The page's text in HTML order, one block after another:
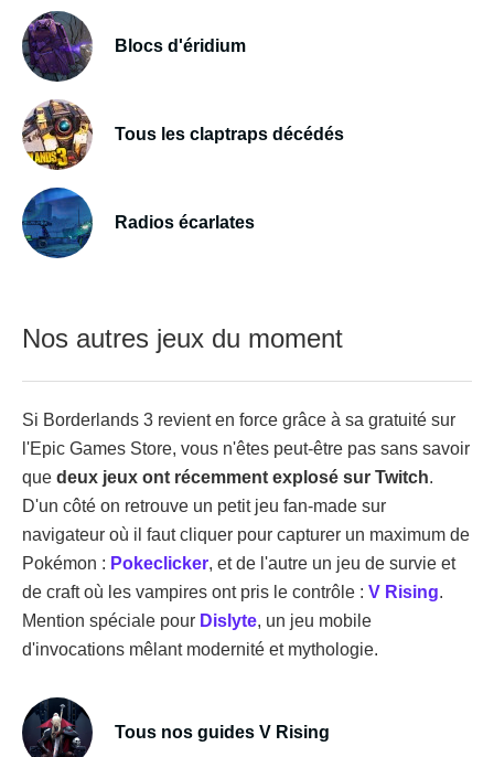
Blocs d'éridium
Tous les claptraps décédés
Radios écarlates
Nos autres jeux du moment
Si Borderlands 3 revient en force grâce à sa gratuité sur
l'Epic Games Store, vous n'êtes peut-être pas sans savoir
que deux jeux ont récemment explosé sur Twitch.
D'un côté on retrouve un petit jeu fan-made sur
navigateur où il faut cliquer pour capturer un maximum de
Pokémon : Pokeclicker, et de l'autre un jeu de survie et
de craft où les vampires ont pris le contrôle : V Rising.
Mention spéciale pour Dislyte, un jeu mobile
d'invocations mêlant modernité et mythologie.
Tous nos guides V Rising